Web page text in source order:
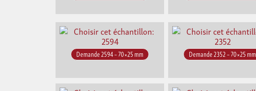
Demande 2594 – 70×25 mm Demande 2352 – 70×25 mm